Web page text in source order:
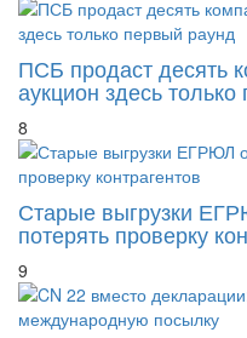
ПСБ продаст десять
аукцион здесь
8
Старые выгрузки
потерять проверку
9